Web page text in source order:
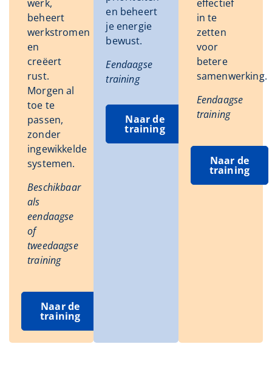
werk,
beheert
werkstromen
en
creëert
rust.
Morgen al
toe te
passen,
zonder
ingewikkelde
systemen.
Beschikbaar
als
eendaagse
of
tweedaagse
training
Naar de
training
en beheert
je energie
bewust.
Eendaagse
training
Naar de
training
effectief
in te
zetten
voor
betere
samenwerking.
Eendaagse
training
Naar de
training